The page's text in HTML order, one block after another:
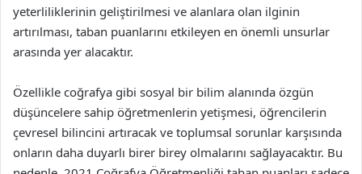
yeterliliklerinin geliştirilmesi ve alanlara olan ilginin
artırılması, taban puanlarını etkileyen en önemli unsurlar
arasında yer alacaktır.
Özellikle coğrafya gibi sosyal bir bilim alanında özgün
düşüncelere sahip öğretmenlerin yetişmesi, öğrencilerin
çevresel bilincini artıracak ve toplumsal sorunlar karşısında
onların daha duyarlı birer birey olmalarını sağlayacaktır. Bu